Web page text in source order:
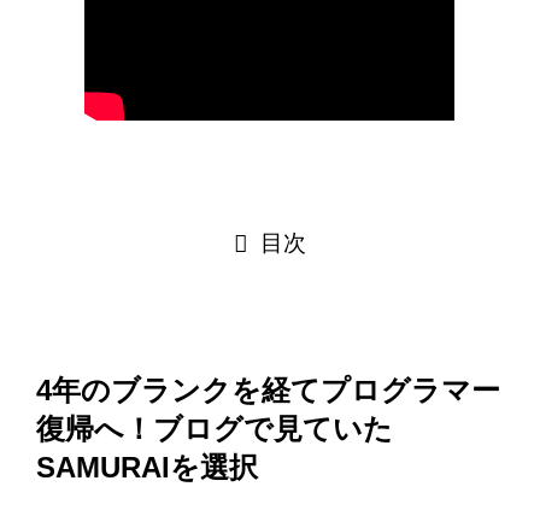
目次
4年のブランクを経てプログラマー
復帰へ！ブログで見ていた
SAMURAIを選択